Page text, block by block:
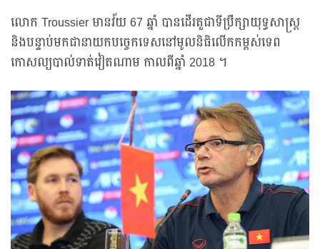
លោក Troussier មានវ័យ 67 ឆ្នាំ បានដើរតួជាទីប្រឹក្សាយុទ្ធសាស្ត្រ
និងបន្ទាប់មកជានាយកបច្ចេកទេសនៅមូលនិធិលើកកម្ពស់ទេព
កោសល្យបាល់ទាត់វៀតណាម កាលពីឆ្នាំ 2018 ។